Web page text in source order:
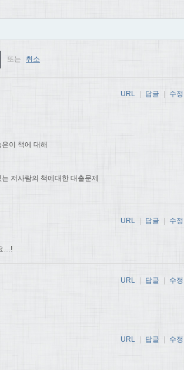
또는 취소
이 책에 대해
저사람의 책에대한 대출문제
URL 답글 수정
…!
URL | 답글 | 수정
URL | 답글 | 수정
URL 답글 수정